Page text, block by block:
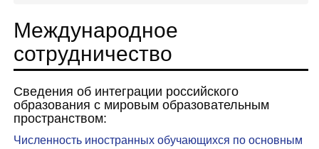
Международное
сотрудничество
Сведения об интеграции российского
образования с мировым образовательным
пространством:
Численность иностранных обучающихся по основным